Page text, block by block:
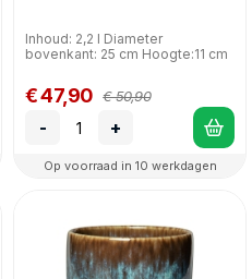
Inhoud: 2,2 l Diameter
bovenkant: 25 cm Hoogte:11 cm
€ 47,90 € 50,90
- +
Op voorraad in 10 werkdagen